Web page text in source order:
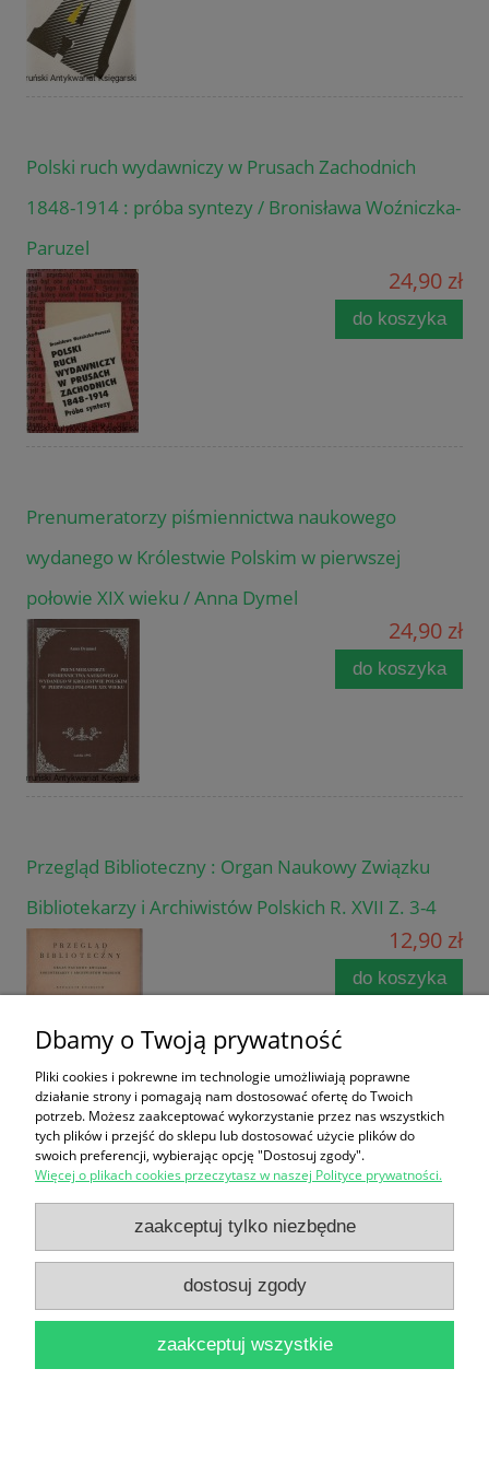
Polski ruch wydawniczy w Prusach Zachodnich
1848-1914 : próba syntezy / Bronisława Woźniczka-
Paruzel
24,90 zł
do koszyka
Prenumeratorzy piśmiennictwa naukowego
wydanego w Królestwie Polskim w pierwszej
połowie XIX wieku / Anna Dymel
24,90 zł
do koszyka
Przegląd Biblioteczny : Organ Naukowy Związku
Bibliotekarzy i Archiwistów Polskich R. XVII Z. 3-4
12,90 zł
do koszyka
Biblioteki polskie za granicą : przeszłość i
współczesność / pod redakcją Marii Kalczyńskiej i
Danuty Sieradzkiej
Dbamy o Twoją prywatność
Pliki cookies i pokrewne im technologie umożliwiają poprawne
działanie strony i pomagają nam dostosować ofertę do Twoich
potrzeb. Możesz zaakceptować wykorzystanie przez nas wszystkich
tych plików i przejść do sklepu lub dostosować użycie plików do
swoich preferencji, wybierając opcję "Dostosuj zgody".
Więcej o plikach cookies przeczytasz w naszej Polityce prywatności.
zaakceptuj tylko niezbędne
dostosuj zgody
zaakceptuj wszystkie